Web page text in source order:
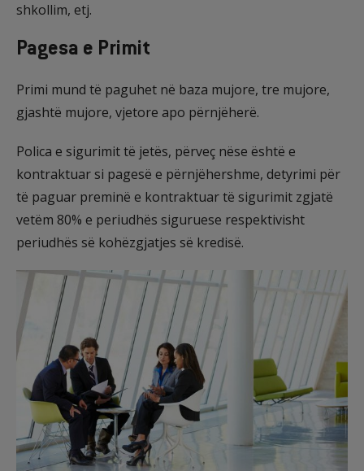
shkollim, etj.
Pagesa e Primit
Primi mund të paguhet në baza mujore, tre mujore,
gjashtë mujore, vjetore apo përnjëherë.
Polica e sigurimit të jetës, përveç nëse është e
kontraktuar si pagesë e përnjëhershme, detyrimi për
të paguar preminë e kontraktuar të sigurimit zgjatë
vetëm 80% e periudhës siguruese respektivisht
periudhës së kohëzgjatjes së kredisë.